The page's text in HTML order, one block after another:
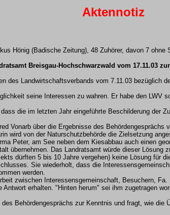
Aktennotiz
Hönig (Badische Zeitung), 48 Zuhörer, davon 7 ohne
Breisgau-Hochschwarzwald vom 17.11.03
des Landwirtschaftsverbands vom 7.11.03 bezüglich
seine Interessen zu wahren. Er habe den LWV
die im letzten Jahr eingeführte Beschilderung der
Vonarb über die Ergebnisse des Behördengesprächs
wird von der Naturschutzbehörde die Zielsetzung
Peter, am See neben dem Kiesabbau auch einen
übernehmen. Das Landratsamt würde dieser Lösung
dürften 5 bis 10 Jahre vergehen) keine Lösung für
Sie wiederholt, dass die
werden.
zwischen Interessensgemeinschaft, Besuchern,
erhalten. "Hinten herum" sei ihm zugetragen
Behördengesprächs zur Kenntnis und fragt, wie die